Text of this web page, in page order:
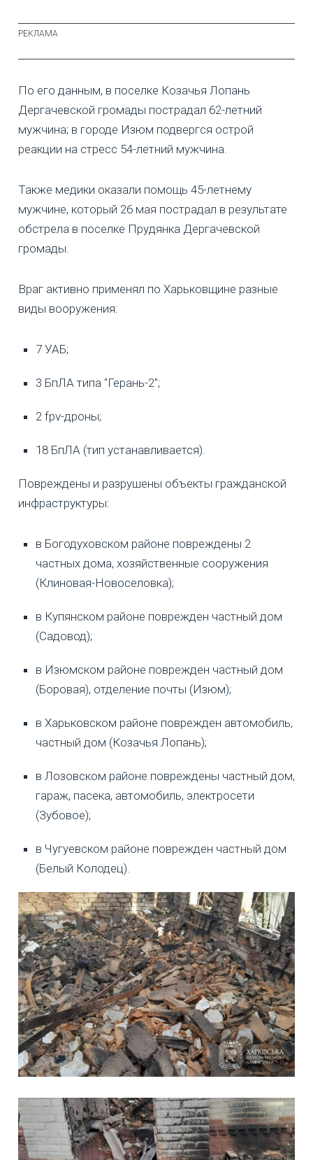
По его данным, в поселке Козачья Лопань
Дергачевской громады пострадал 62-летний
мужчина; в городе Изюм подвергся острой
реакции на стресс 54-летний мужчина.
Также медики оказали помощь 45-летнему
мужчине, который 26 мая пострадал в результате
обстрела в поселке Прудянка Дергачевской
громады.
Враг активно применял по Харьковщине разные
виды вооружения:
7 УАБ;
3 БпЛА типа "Герань-2";
2 fpv-дроны;
18 БпЛА (тип устанавливается).
Повреждены и разрушены объекты гражданской
инфраструктуры:
в Богодуховском районе повреждены 2
частных дома, хозяйственные сооружения
(Клиновая-Новоселовка);
в Купянском районе поврежден частный дом
(Садовод);
в Изюмском районе поврежден частный дом
(Боровая), отделение почты (Изюм);
в Харьковском районе поврежден автомобиль,
частный дом (Козачья Лопань);
в Лозовском районе повреждены частный дом,
гараж, пасека, автомобиль, электросети
(Зубовое);
в Чугуевском районе поврежден частный дом
(Белый Колодец).